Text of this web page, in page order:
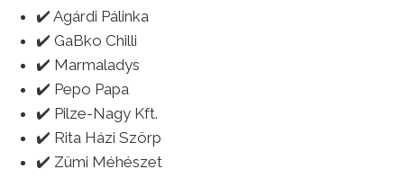
✔️ Agárdi Pálinka
✔️ GaBko Chilli
✔️ Marmaladys
✔️ Pepo Papa
✔️ Pilze-Nagy Kft.
✔️ Rita Házi Szörp
✔️ Zümi Méhészet